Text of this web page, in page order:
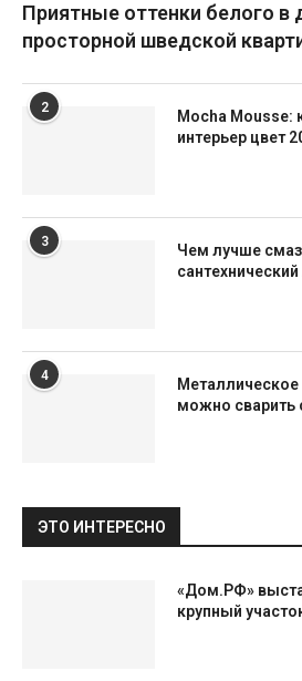
Приятные оттенки белого в
просторной шведской
2
Mocha Mousse:
интерьер цвет
3
Чем лучше
сантехнический
4
можно сварить
ЭТО ИНТЕРЕСНО
«Дом.РФ»
крупный